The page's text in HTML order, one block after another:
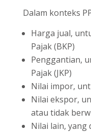
Dalam konteks
Harga jual,
Pajak (BKP)
Penggantian,
Pajak (JKP)
Nilai impor,
Nilai ekspor,
atau tidak
Nilai lain,